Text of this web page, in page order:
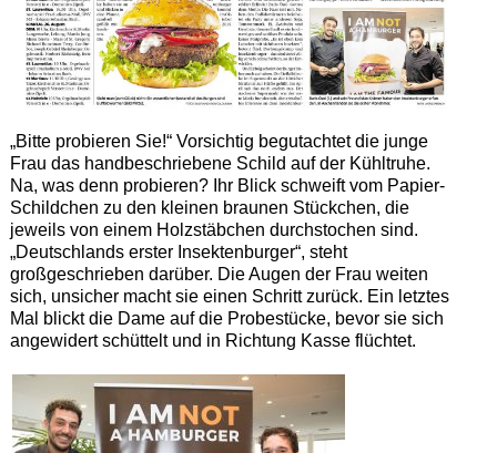
„Bitte probieren Sie!“ Vorsichtig begutachtet die junge
Frau das handbeschriebene Schild auf der Kühltruhe.
Na, was denn probieren? Ihr Blick schweift vom Papier-
Schildchen zu den kleinen braunen Stückchen, die
jeweils von einem Holzstäbchen durchstochen sind.
„Deutschlands erster Insektenburger“, steht
großgeschrieben darüber. Die Augen der Frau weiten
sich, unsicher macht sie einen Schritt zurück. Ein letztes
Mal blickt die Dame auf die Probestücke, bevor sie sich
angewidert schüttelt und in Richtung Kasse flüchtet.